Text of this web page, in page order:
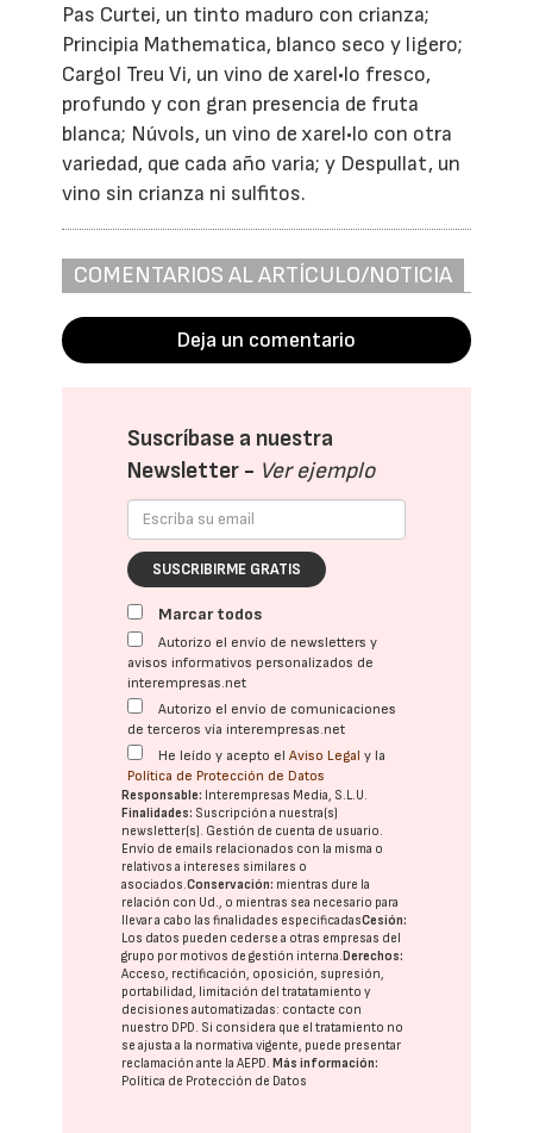
Pas Curtei, un tinto maduro con crianza;
Principia Mathematica, blanco seco y ligero;
Cargol Treu Vi, un vino de xarel•lo fresco,
profundo y con gran presencia de fruta
blanca; Núvols, un vino de xarel•lo con otra
variedad, que cada año varia; y Despullat, un
vino sin crianza ni sulfitos.
COMENTARIOS AL ARTÍCULO/NOTICIA
Deja un comentario
Suscríbase a nuestra
Newsletter - Ver ejemplo
SUSCRIBIRME GRATIS
Marcar todos
Autorizo el envío de newsletters y
avisos informativos personalizados de
interempresas.net
Autorizo el envío de comunicaciones
de terceros vía interempresas.net
He leído y acepto elAviso Legal y la
Política de Protección de Datos
Responsable: Interempresas Media, S.L.U.
Finalidades: Suscripción a nuestra(s)
newsletter(s). Gestión de cuenta de usuario.
Envío de emails relacionados con la misma o
relativos a intereses similares o
asociados.Conservación: mientras dure la
relación con Ud., o mientras sea necesario para
llevar a cabo las finalidades especificadasCesión:
Los datos pueden cederse a otras empresas del
grupo por motivos de gestión interna.Derechos:
Acceso, rectificación, oposición, supresión,
portabilidad, limitación del tratatamiento y
decisiones automatizadas: contacte con
nuestro DPD. Si considera que el tratamiento no
se ajusta a la normativa vigente, puede presentar
reclamación ante laAEPD.Más información:
Política de Protección de Datos